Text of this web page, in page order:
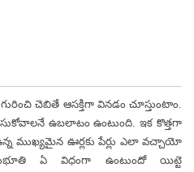
ఆసక్తిగా వినడం చూస్తుంటాం.
ఉబలాటం ఉంటుంది. ఇక కొత్తగా
ముఖ్యమైన ఊర్లకు పేర్లు ఎలా వచ్చాయో
ఏ విధంగా ఉంటుందో యిట్టె